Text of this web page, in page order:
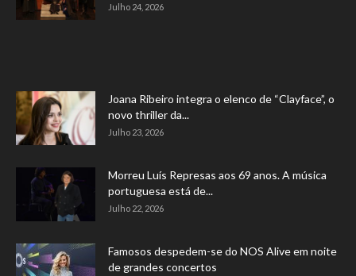
Julho 24, 2026
Joana Ribeiro integra o elenco de “Clayface”, o
novo thriller da...
Julho 23, 2026
Morreu Luís Represas aos 69 anos. A música
portuguesa está de...
Julho 22, 2026
Famosos despedem-se do NOS Alive em noite
de grandes concertos